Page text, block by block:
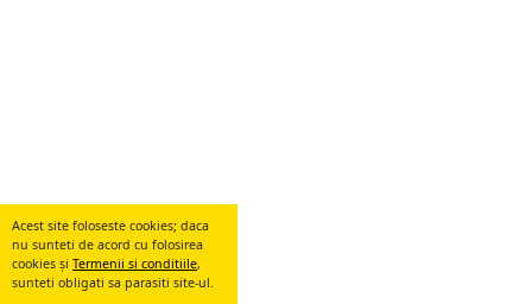
Acest site foloseste cookies; daca
nu sunteti de acord cu folosirea
cookies și Termenii si conditiile,
sunteti obligati sa parasiti site-ul.